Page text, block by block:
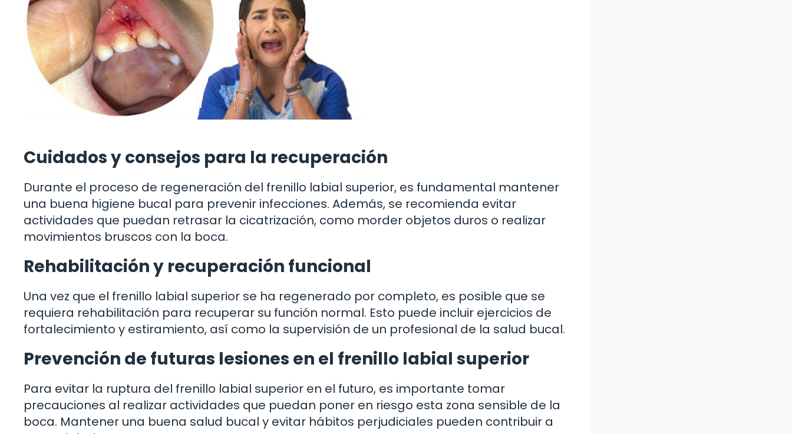
Cuidados y consejos para la recuperación
Durante el proceso de regeneración del frenillo labial superior, es fundamental mantener
una buena higiene bucal para prevenir infecciones. Además, se recomienda evitar
actividades que puedan retrasar la cicatrización, como morder objetos duros o realizar
movimientos bruscos con la boca.
Rehabilitación y recuperación funcional
Una vez que el frenillo labial superior se ha regenerado por completo, es posible que se
requiera rehabilitación para recuperar su función normal. Esto puede incluir ejercicios de
fortalecimiento y estiramiento, así como la supervisión de un profesional de la salud bucal.
Prevención de futuras lesiones en el frenillo labial superior
Para evitar la ruptura del frenillo labial superior en el futuro, es importante tomar
precauciones al realizar actividades que puedan poner en riesgo esta zona sensible de la
boca. Mantener una buena salud bucal y evitar hábitos perjudiciales pueden contribuir a